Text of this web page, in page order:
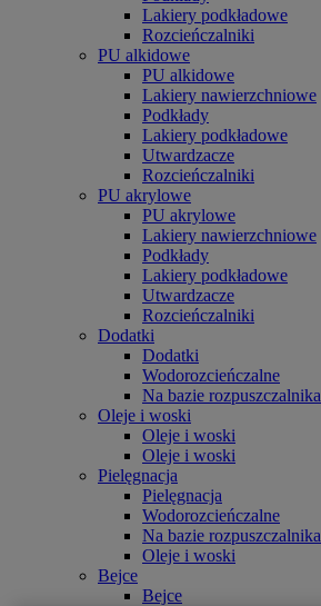
Lakiery podkładowe
Rozcieńczalniki
PU alkidowe
PU alkidowe
Lakiery nawierzchniowe
Podkłady
Lakiery podkładowe
Utwardzacze
Rozcieńczalniki
PU akrylowe
PU akrylowe
Lakiery nawierzchniowe
Podkłady
Lakiery podkładowe
Utwardzacze
Rozcieńczalniki
Dodatki
Dodatki
Wodorozcieńczalne
Na bazie rozpuszczalnika
Oleje i woski
Oleje i woski
Oleje i woski
Pielęgnacja
Pielęgnacja
Wodorozcieńczalne
Na bazie rozpuszczalnika
Oleje i woski
Bejce
Bejce